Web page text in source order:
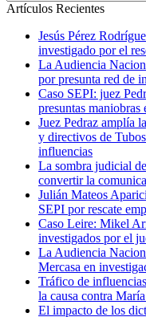
Artículos Recientes
Jesús Pérez
investigado por el
La Audiencia
por presunta red de
Caso SEPI: juez
presuntas maniobras
Juez Pedraz amplía
y directivos de
influencias
La sombra judicial
convertir la
Julián Mateos
SEPI por rescate
Caso Leire: Mikel
investigados por el
La Audiencia
Mercasa en
Tráfico de
la causa contra
El impacto de los